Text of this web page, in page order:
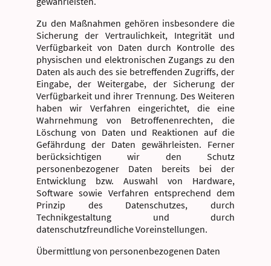
Zu den Maßnahmen gehören insbesondere die
Sicherung der Vertraulichkeit, Integrität und
Verfügbarkeit von Daten durch Kontrolle des
physischen und elektronischen Zugangs zu den
Daten als auch des sie betreffenden Zugriffs, der
Eingabe, der Weitergabe, der Sicherung der
Verfügbarkeit und ihrer Trennung. Des Weiteren
haben wir Verfahren eingerichtet, die eine
Wahrnehmung von Betroffenenrechten, die
Löschung von Daten und Reaktionen auf die
Gefährdung der Daten gewährleisten. Ferner
berücksichtigen wir den Schutz
personenbezogener Daten bereits bei der
Entwicklung bzw. Auswahl von Hardware,
Software sowie Verfahren entsprechend dem
Prinzip des Datenschutzes, durch
Technikgestaltung und durch
datenschutzfreundliche Voreinstellungen.
Übermittlung von personenbezogenen Daten